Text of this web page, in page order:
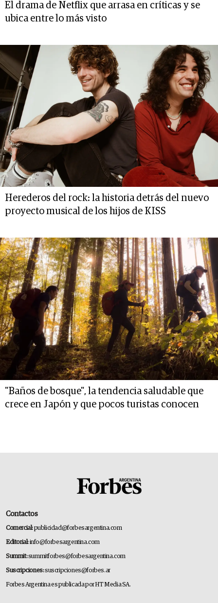
El drama de Netflix que arrasa en críticas y se
ubica entre lo más visto
Herederos del rock: la historia detrás del nuevo
proyecto musical de los hijos de KISS
"Baños de bosque", la tendencia saludable que
crece en Japón y que pocos turistas conocen
Contactos
Comercial:publicidad@forbesargentina.com
Editorial:info@forbesargentina.com
Summit:summitforbes@forbesargentina.com
Suscripciones:suscripciones@forbes.ar
Forbes Argentina es publicada por HT Media SA.